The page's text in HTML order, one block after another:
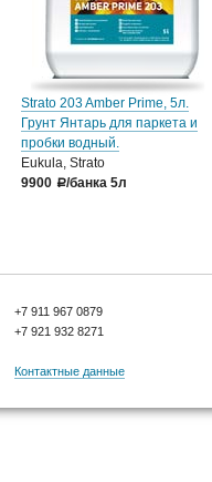
Strato 203 Amber Prime, 5л.
Грунт Янтарь для паркета и
пробки водный.
Eukula, Strato
9900
a/банка 5л
+7 911 967 0879
+7 921 932 8271
Контактные данные